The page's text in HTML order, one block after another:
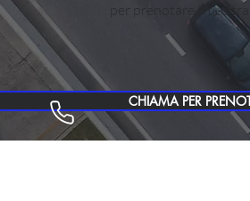
per prenotare il tuo
CHIAMA PER